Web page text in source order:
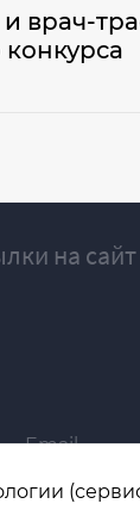
врач-
на
Email